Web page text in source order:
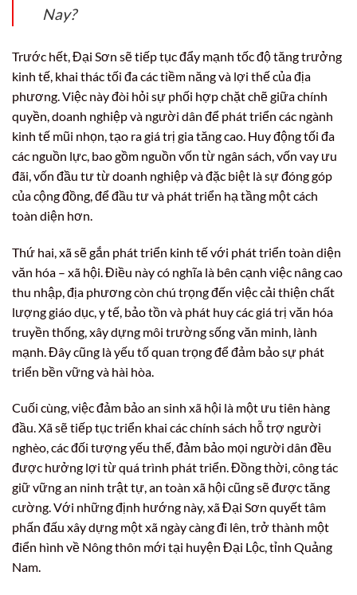
Nay?
Trước hết, Đại Sơn sẽ tiếp tục đẩy mạnh tốc độ tăng trưởng
kinh tế, khai thác tối đa các tiềm năng và lợi thế của địa
phương. Việc này đòi hỏi sự phối hợp chặt chẽ giữa chính
quyền, doanh nghiệp và người dân để phát triển các ngành
kinh tế mũi nhọn, tạo ra giá trị gia tăng cao. Huy động tối đa
các nguồn lực, bao gồm nguồn vốn từ ngân sách, vốn vay ưu
đãi, vốn đầu tư từ doanh nghiệp và đặc biệt là sự đóng góp
của cộng đồng, để đầu tư và phát triển hạ tầng một cách
toàn diện hơn.
Thứ hai, xã sẽ gắn phát triển kinh tế với phát triển toàn diện
văn hóa – xã hội. Điều này có nghĩa là bên cạnh việc nâng cao
thu nhập, địa phương còn chú trọng đến việc cải thiện chất
lượng giáo dục, y tế, bảo tồn và phát huy các giá trị văn hóa
truyền thống, xây dựng môi trường sống văn minh, lành
mạnh. Đây cũng là yếu tố quan trọng để đảm bảo sự phát
triển bền vững và hài hòa.
Cuối cùng, việc đảm bảo an sinh xã hội là một ưu tiên hàng
đầu. Xã sẽ tiếp tục triển khai các chính sách hỗ trợ người
nghèo, các đối tượng yếu thế, đảm bảo mọi người dân đều
được hưởng lợi từ quá trình phát triển. Đồng thời, công tác
giữ vững an ninh trật tự, an toàn xã hội cũng sẽ được tăng
cường. Với những định hướng này, xã Đại Sơn quyết tâm
phấn đấu xây dựng một xã ngày càng đi lên, trở thành một
điển hình về Nông thôn mới tại huyện Đại Lộc, tỉnh Quảng
Nam.